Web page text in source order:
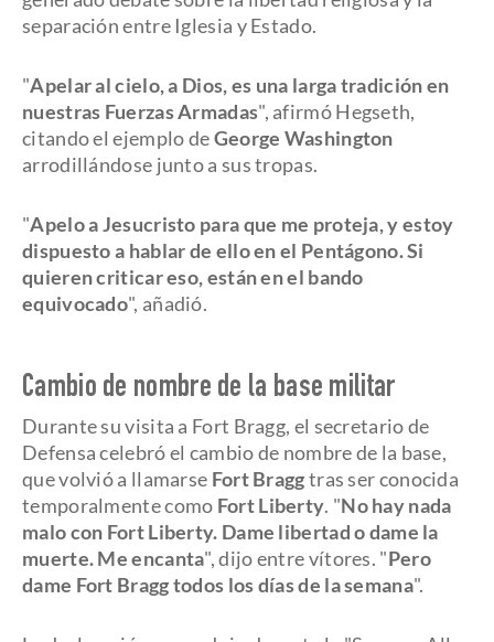
separación entre Iglesia y Estado.
"Apelar al cielo, a Dios, es una larga tradición en
nuestras Fuerzas Armadas", afirmó Hegseth,
citando el ejemplo deGeorge Washington
arrodillándose junto a sus tropas.
"Apelo a Jesucristo para que me proteja, y estoy
dispuesto a hablar de ello en el Pentágono. Si
quieren criticar eso, están en el bando
equivocado", añadió.
Cambio de nombre de la base militar
Durante su visita a Fort Bragg, el secretario de
Defensa celebró el cambio de nombre de la base,
que volvió a llamarse Fort Braggtras ser conocida
temporalmente como Fort Liberty. "No hay nada
malo con Fort Liberty. Dame libertad o dame la
muerte. Me encanta", dijo entre vítores. "Pero
dame Fort Bragg todos los días de la semana".